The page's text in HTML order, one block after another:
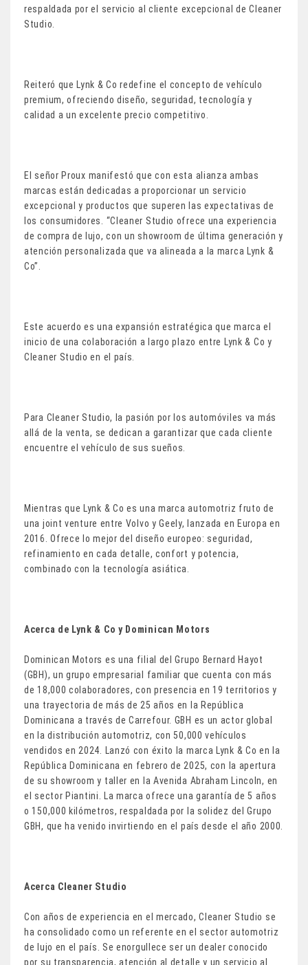
respaldada por el servicio al cliente excepcional de Cleaner
Studio.
Reiteró que Lynk & Co redefine el concepto de vehículo
premium, ofreciendo diseño, seguridad, tecnología y
calidad a un excelente precio competitivo.
El señor Proux manifestó que con esta alianza ambas
marcas están dedicadas a proporcionar un servicio
excepcional y productos que superen las expectativas de
los consumidores. “Cleaner Studio ofrece una experiencia
de compra de lujo, con un showroom de última generación y
atención personalizada que va alineada a la marca Lynk &
Co”.
Este acuerdo es una expansión estratégica que marca el
inicio de una colaboración a largo plazo entre Lynk & Co y
Cleaner Studio en el país.
Para Cleaner Studio, la pasión por los automóviles va más
allá de la venta, se dedican a garantizar que cada cliente
encuentre el vehículo de sus sueños.
Mientras que Lynk & Co es una marca automotriz fruto de
una joint venture entre Volvo y Geely, lanzada en Europa en
2016. Ofrece lo mejor del diseño europeo: seguridad,
refinamiento en cada detalle, confort y potencia,
combinado con la tecnología asiática.
Acerca de Lynk & Co y Dominican Motors
Dominican Motors es una filial del Grupo Bernard Hayot
(GBH), un grupo empresarial familiar que cuenta con más
de 18,000 colaboradores, con presencia en 19 territorios y
una trayectoria de más de 25 años en la República
Dominicana a través de Carrefour. GBH es un actor global
en la distribución automotriz, con 50,000 vehículos
vendidos en 2024. Lanzó con éxito la marca Lynk & Co en la
República Dominicana en febrero de 2025, con la apertura
de su showroom y taller en la Avenida Abraham Lincoln, en
el sector Piantini. La marca ofrece una garantía de 5 años
o 150,000 kilómetros, respaldada por la solidez del Grupo
GBH, que ha venido invirtiendo en el país desde el año 2000.
Acerca Cleaner Studio
Con años de experiencia en el mercado, Cleaner Studio se
ha consolidado como un referente en el sector automotriz
de lujo en el país. Se enorgullece ser un dealer conocido
por su transparencia, atención al detalle y un servicio al